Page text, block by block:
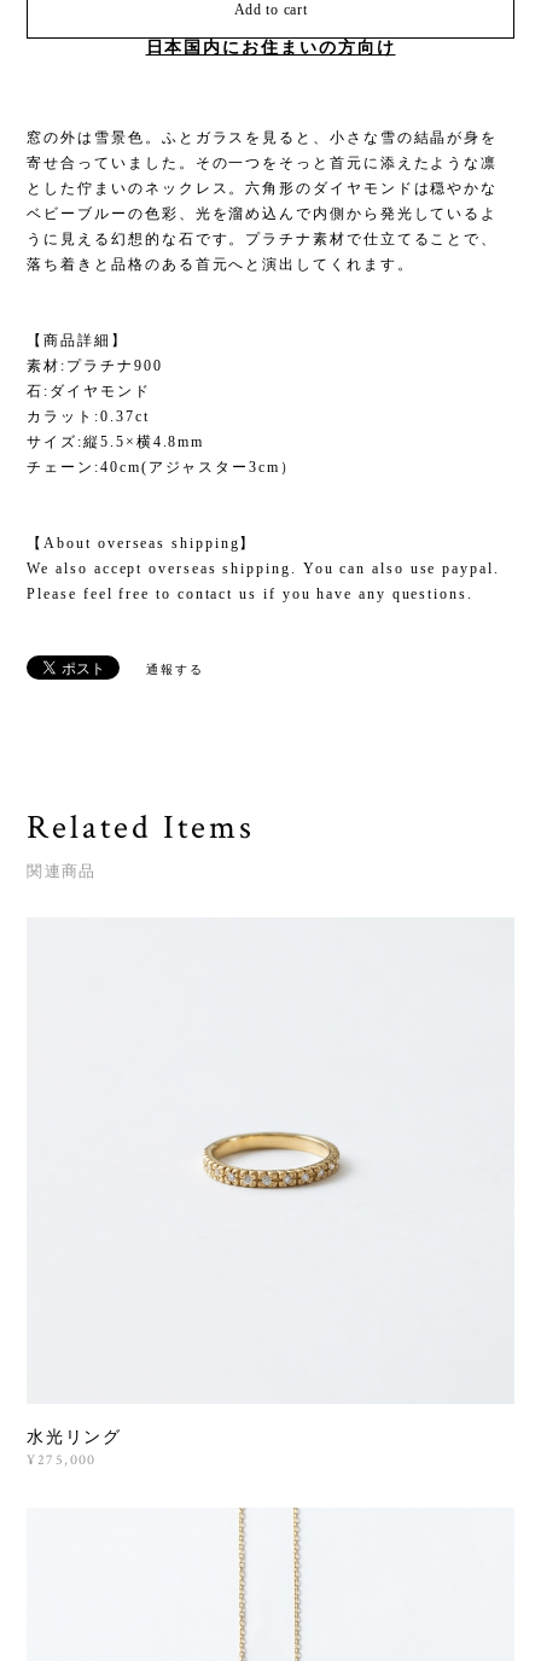
Add to cart
日本国内にお住まいの方向け
窓の外は雪景色。ふとガラスを見ると、小さな雪の結晶が身を
寄せ合っていました。その一つをそっと首元に添えたような凛
とした佇まいのネックレス。六角形のダイヤモンドは穏やかな
ベビーブルーの色彩、光を溜め込んで内側から発光しているよ
うに見える幻想的な石です。プラチナ素材で仕立てることで、
落ち着きと品格のある首元へと演出してくれます。
【商品詳細】
素材:プラチナ900
石:ダイヤモンド
カラット:0.37ct
サイズ:縦5.5×横4.8mm
チェーン:40cm(アジャスター3cm）
【About overseas shipping】
We also accept overseas shipping. You can also use paypal.
Please feel free to contact us if you have any questions.
通報する
Related Items
関連商品
水光リング
¥275,000